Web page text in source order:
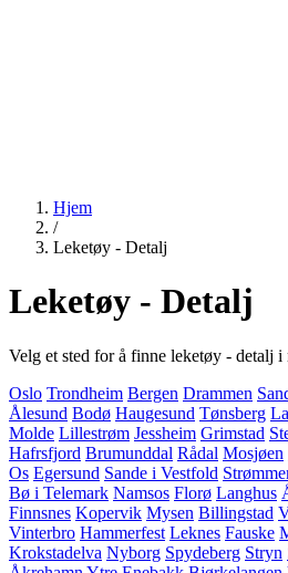
Hjem
/
Leketøy - Detalj
Leketøy - Detalj
Velg et sted for å finne leketøy - detalj i
Oslo Trondheim Bergen Drammen
Ålesund Bodø Haugesund Tønsberg
Molde Lillestrøm Jessheim Grimstad
Hafrsfjord Brumunddal Rådal Mosjøen
Os Egersund Sande i Vestfold
Bø i Telemark Namsos Florø Langhus
Finnsnes Kopervik Mysen Billingstad
Vinterbro Hammerfest Leknes Fauske
Krokstadelva Nyborg Spydeberg Stryn